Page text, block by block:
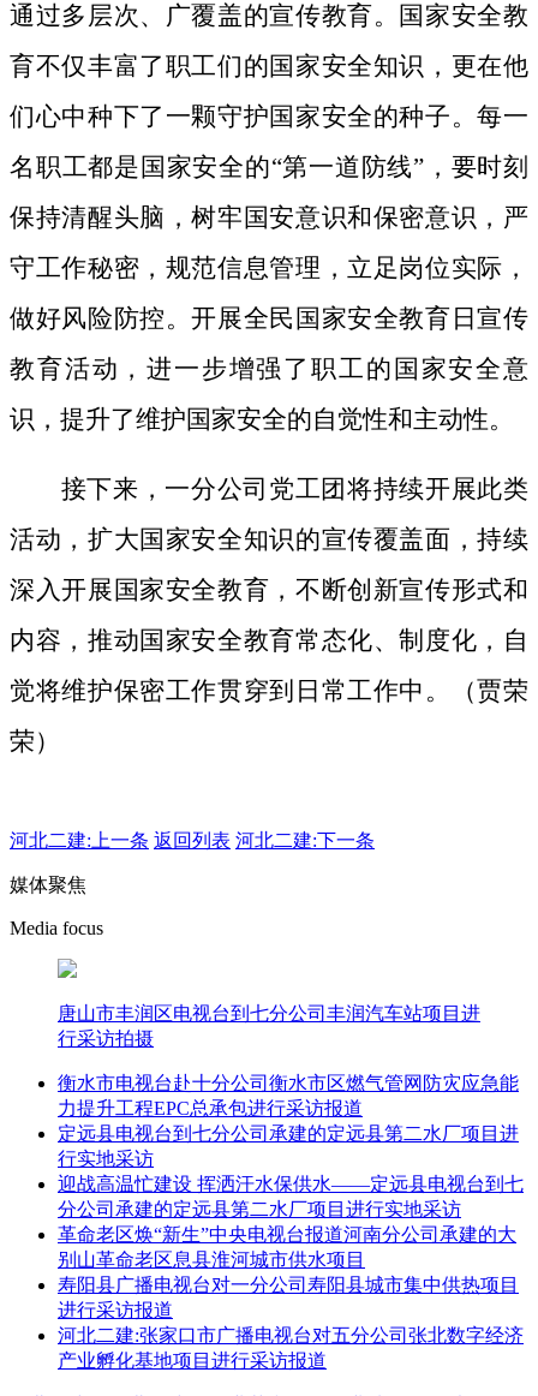
通过多层次、广覆盖的宣传教育。国家安全教
育不仅丰富了职工们的国家安全知识，更在他
们心中种下了一颗守护国家安全的种子。每一
名职工都是国家安全的“第一道防线”，要时刻
保持清醒头脑，树牢国安意识和保密意识，严
守工作秘密，规范信息管理，立足岗位实际，
做好风险防控。开展全民国家安全教育日宣传
教育活动，进一步增强了职工的国家安全意
识，提升了维护国家安全的自觉性和主动性。
接下来，一分公司党工团将持续开展此类
活动，扩大国家安全知识的宣传覆盖面，持续
深入开展国家安全教育，不断创新宣传形式和
内容，推动国家安全教育常态化、制度化，自
觉将维护保密工作贯穿到日常工作中。（贾荣
荣）
河北二建: 上一条 返回列表 河北二建:下一条
媒体聚焦
Media focus
唐山市丰润区电视台到七分公司丰润汽车站项目进
行采访拍摄
衡水市电视台赴十分公司衡水市区燃气管网防灾应急能
力提升工程EPC总承包进行采访报道
定远县电视台到七分公司承建的定远县第二水厂项目进
行实地采访
迎战高温忙建设 挥洒汗水保供水——定远县电视台到七
分公司承建的定远县第二水厂项目进行实地采访
革命老区焕“新生”中央电视台报道河南分公司承建的大
别山革命老区息县淮河城市供水项目
寿阳县广播电视台对一分公司寿阳县城市集中供热项目
进行采访报道
河北二建:张家口市广播电视台对五分公司张北数字经济
产业孵化基地项目进行采访报道